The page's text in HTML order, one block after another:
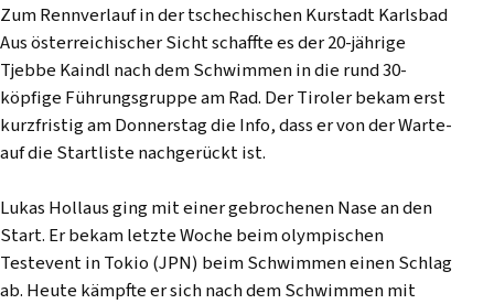
Zum Rennverlauf in der tschechischen Kurstadt Karlsbad
Aus österreichischer Sicht schaffte es der 20-jährige
Tjebbe Kaindl nach dem Schwimmen in die rund 30-
köpfige Führungsgruppe am Rad. Der Tiroler bekam erst
kurzfristig am Donnerstag die Info, dass er von der Warte-
auf die Startliste nachgerückt ist.
Lukas Hollaus ging mit einer gebrochenen Nase an den
Start. Er bekam letzte Woche beim olympischen
Testevent in Tokio (JPN) beim Schwimmen einen Schlag
ab. Heute kämpfte er sich nach dem Schwimmen mit